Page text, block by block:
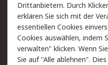
Rechtliches
AGB
Cookie-Richtlinie
Copyright/Impressum
Drittanbietern. Durch
erklären Sie sich mit der
essentiellen Cookies
Cookies auswählen, indem
verwalten" klicken. Wenn
Sie auf "Alle ablehnen".